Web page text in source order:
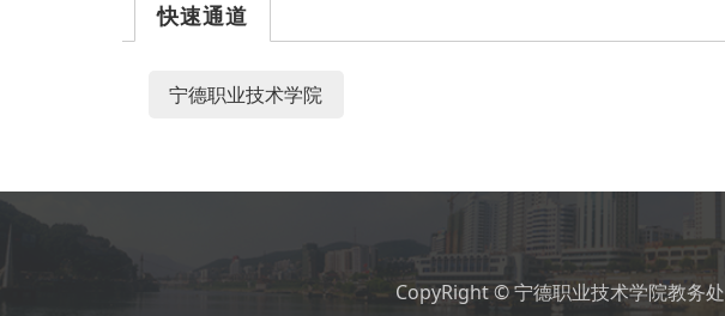
快速通道
宁德职业技术学院
CopyRight © 宁德职业技术学院教务处